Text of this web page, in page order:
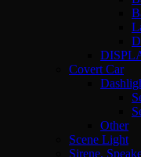
Covert Car
Other
Scene Light
Sirene,